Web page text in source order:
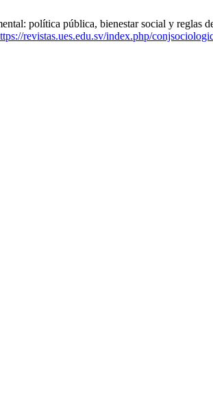
política pública, bienestar social y reglas
revistas.ues.edu.sv/index.php/